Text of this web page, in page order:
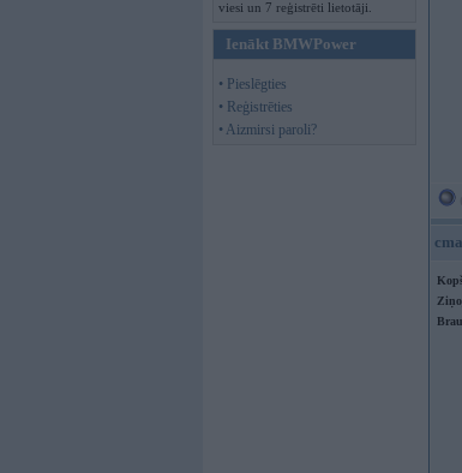
viesi un 7 reģistrēti lietotāji.
Ienākt BMWPower
• Pieslēgties
• Reģistrēties
• Aizmirsi paroli?